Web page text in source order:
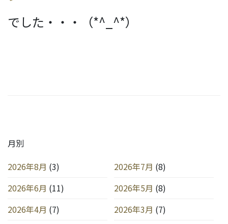
でした・・・（*^_^*）
月別
2026年8月 (3) 2026年7月 (8)
2026年6月 (11) 2026年5月 (8)
2026年4月 (7) 2026年3月 (7)